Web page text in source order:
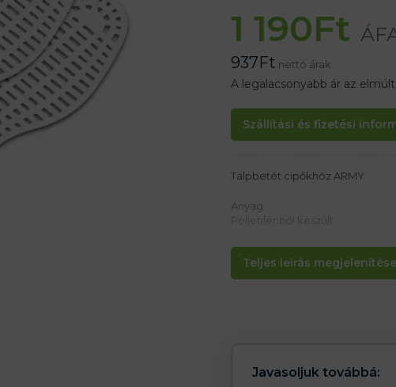
1 190Ft
937Ft nettó árak
A legalacsonyabb ár az
Szállítási és fizetési
Teljes leírás
Talpbetét cipőkhöz ARMY
Anyag:
Polietilénből készült
Jellemzők:
– Megakadályozzák az
– Kényelmet biztosítanak
42-es méret = 41-42
44-es méret = 43-44
Javasoljuk továbbá: